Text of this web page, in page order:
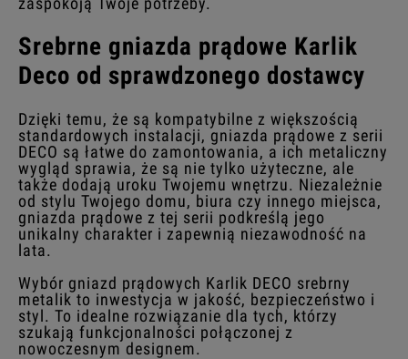
Srebrne gniazda prądowe Karlik
Deco od sprawdzonego dostawcy
Dzięki temu, że są kompatybilne z większością
standardowych instalacji, gniazda prądowe z serii
DECO są łatwe do zamontowania, a ich metaliczny
wygląd sprawia, że są nie tylko użyteczne, ale
także dodają uroku Twojemu wnętrzu. Niezależnie
od stylu Twojego domu, biura czy innego miejsca,
gniazda prądowe z tej serii podkreślą jego
unikalny charakter i zapewnią niezawodność na
lata.
Wybór gniazd prądowych Karlik DECO srebrny
metalik to inwestycja w jakość, bezpieczeństwo i
styl. To idealne rozwiązanie dla tych, którzy
szukają funkcjonalności połączonej z
nowoczesnym designem.